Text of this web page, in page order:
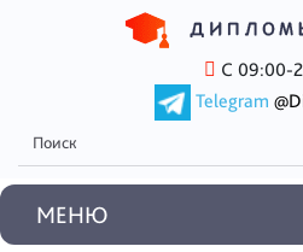
С 09:00-
Telegram
MEНЮ